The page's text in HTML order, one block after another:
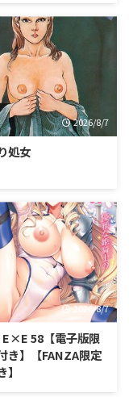
2026/8/7
処女
2026/8/7
E×E 58【電子版限
き】【FANZA限定